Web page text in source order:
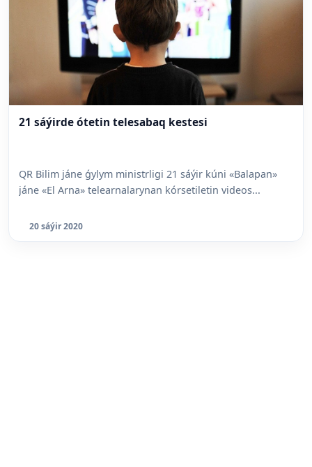
21 sáýirde ótetin telesabaq kestesi
QR Bilim jáne ǵylym ministrligi 21 sáýir kúni «Balapan»
jáne «El Arna» telearnalarynan kórsetiletin videos...
20 sáýir 2020